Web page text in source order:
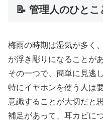
📝 管理人のひとこ
梅雨の時期は湿気が多く
が浮き彫りになることが
その一つで、簡単に見逃
特にイヤホンを使う人は
意識することが大切だと
補足があって、耳カビに